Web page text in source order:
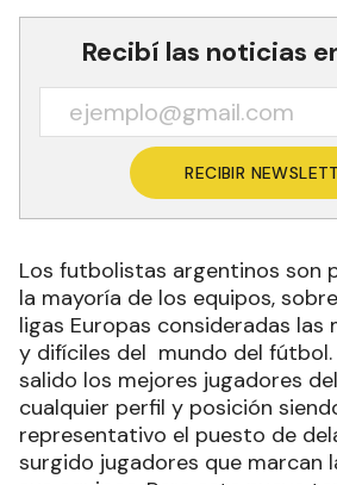
Recibí las noticias
RECIBIR
Los futbolistas argentinos son
la mayoría de los equipos,
ligas Europas consideradas
y difíciles del mundo del fútbol.
salido los mejores jugadores
cualquier perfil y posición
representativo el puesto de
surgido jugadores que marcan